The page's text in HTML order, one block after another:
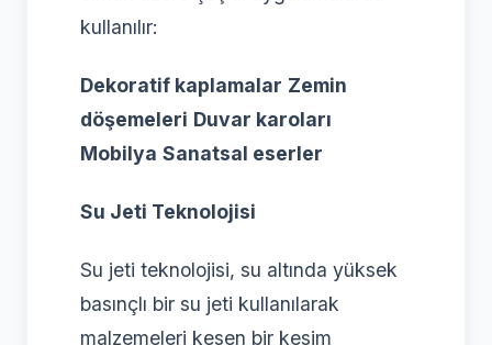
kullanılır:
Dekoratif kaplamalar Zemin
döşemeleri Duvar karoları
Mobilya Sanatsal eserler
Su Jeti Teknolojisi
Su jeti teknolojisi, su altında yüksek
basınçlı bir su jeti kullanılarak
malzemeleri kesen bir kesim